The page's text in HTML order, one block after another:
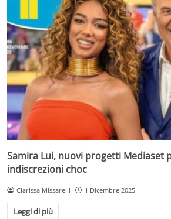
Samira Lui, nuovi progetti Mediaset
indiscrezioni choc
Clarissa Missarelli 1 Dicembre 2025
Leggi di più